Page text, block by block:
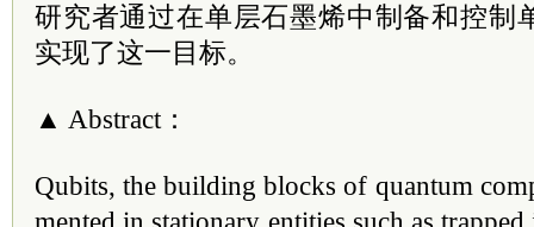
研究者通过在单层石墨烯中制备和控制
实现了这一目标。
▲ Abstract：
Qubits, the building blocks of quantum